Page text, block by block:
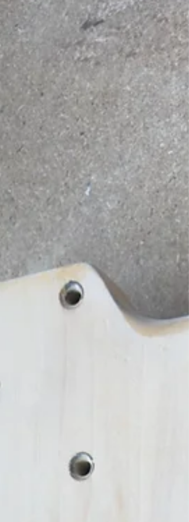
うと思ったわけです。 入り込みの角度６、５、
４、３、２度 勿論その間の0.1度も細かく設定し
はばらし また組み込んではバラシを続けてやっ
セットネックの組み込みの角度を設定できた。
当ネックをダメにしたが 今後の作っていくサウ
ドのため と割り切って 数十本のネックを捨てた
w 基本4.3にがベストと答えは出たが勿論人の癖
あるし 多分現行にもVintageにもなかなかないと
う。 思いたい。 ま、このタイプ現行調整も癖が
るのでなかなか決まらないが